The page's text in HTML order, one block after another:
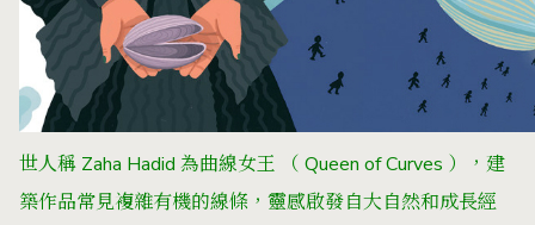
世人稱 Zaha Hadid 為曲線女王 （ Queen of Curves ），建
築作品常見複雜有機的線條，靈感啟發自大自然和成長經